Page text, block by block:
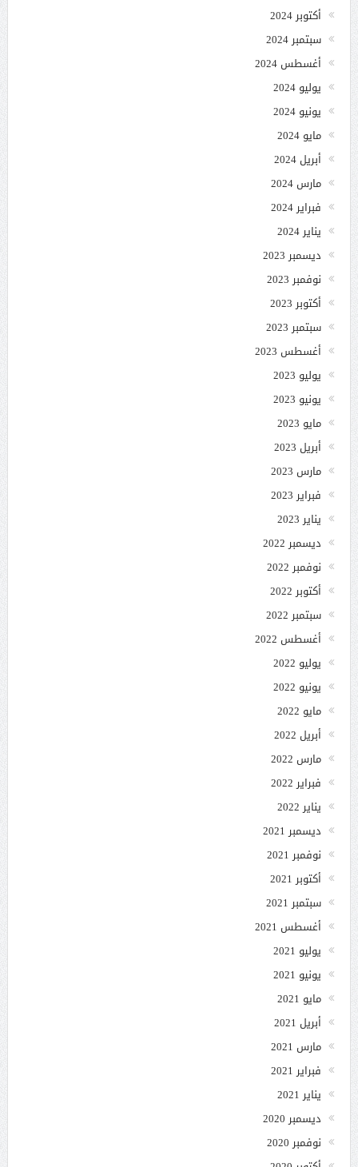
أكتوبر 2024
سبتمبر 2024
أغسطس 2024
يوليو 2024
يونيو 2024
مايو 2024
أبريل 2024
مارس 2024
فبراير 2024
يناير 2024
ديسمبر 2023
نوفمبر 2023
أكتوبر 2023
سبتمبر 2023
أغسطس 2023
يوليو 2023
يونيو 2023
مايو 2023
أبريل 2023
مارس 2023
فبراير 2023
يناير 2023
ديسمبر 2022
نوفمبر 2022
أكتوبر 2022
سبتمبر 2022
أغسطس 2022
يوليو 2022
يونيو 2022
مايو 2022
أبريل 2022
مارس 2022
فبراير 2022
يناير 2022
ديسمبر 2021
نوفمبر 2021
أكتوبر 2021
سبتمبر 2021
أغسطس 2021
يوليو 2021
يونيو 2021
مايو 2021
أبريل 2021
مارس 2021
فبراير 2021
يناير 2021
ديسمبر 2020
نوفمبر 2020